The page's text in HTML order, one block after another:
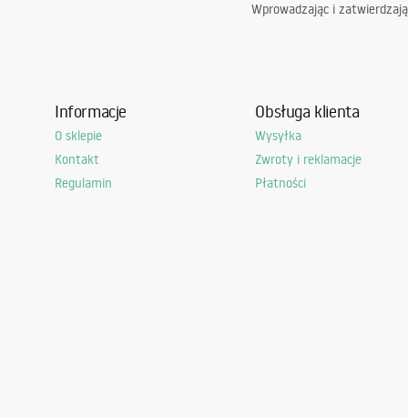
Wprowadzając i
Informacje
O sklepie
Kontakt
Regulamin
Obsługa klienta
Wysyłka
Zwroty i reklamacje
Płatności